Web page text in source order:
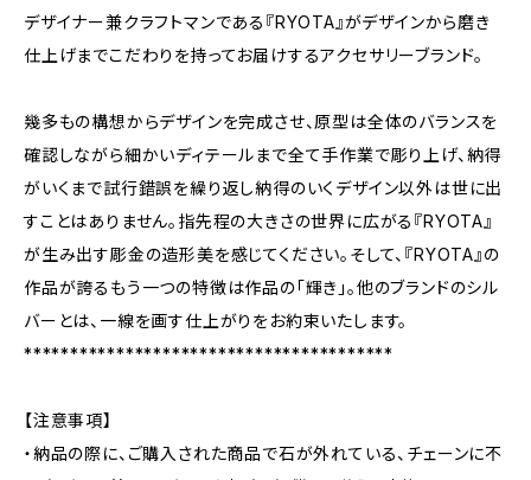
デザイナー兼クラフトマンである『RYOTA』がデザインから磨き
仕上げまでこだわりを持ってお届けするアクセサリーブランド。
幾多もの構想からデザインを完成させ、原型は全体のバランスを
確認しながら細かいディテールまで全て手作業で彫り上げ、納得
がいくまで試行錯誤を繰り返し納得のいくデザイン以外は世に出
すことはありません。指先程の大きさの世界に広がる『RYOTA』
が生み出す彫金の造形美を感じてください。そして、『RYOTA』の
作品が誇るもう一つの特徴は作品の「輝き」。他のブランドのシル
バーとは、一線を画す仕上がりをお約束いたします。
****************************************
【注意事項】
・納品の際に、ご購入された商品で石が外れている、チェーンに不